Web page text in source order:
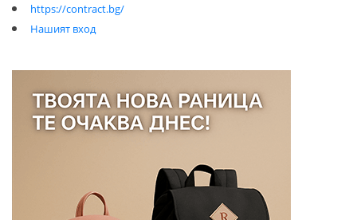
https://contract.bg/
Нашият вход